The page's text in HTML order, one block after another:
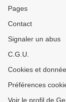
Pages
Contact
Signaler un abus
C.G.U.
Cookies et
Préférences
Voir le profil de